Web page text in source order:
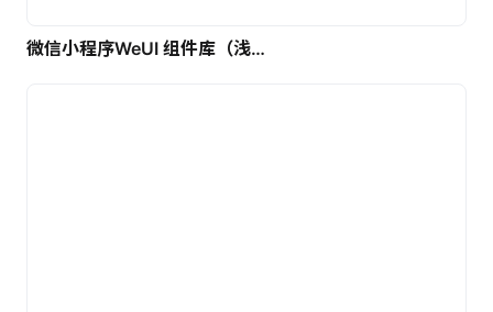
微信小程序WeUI 组件库（浅色）| 免费UI设计素材